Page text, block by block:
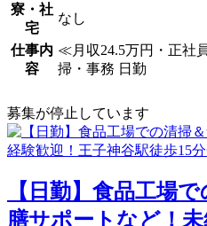
寮・社
宅
なし
仕事内
容
≪月収24.5万円・正社
掃・事務 日勤
募集が停止しています
【日勤】食品工場
膳サポートなど！